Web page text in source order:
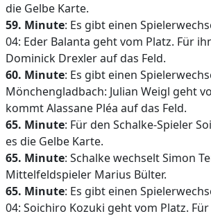
die Gelbe Karte.
59. Minute: Es gibt einen
04: Eder Balanta geht vom Platz. Für
Dominick Drexler auf das Feld.
60. Minute: Es gibt einen
Mönchengladbach: Julian Weigl geht
kommt Alassane Pléa auf das Feld.
65. Minute: Für den Schalke-Spieler
es die Gelbe Karte.
65. Minute: Schalke wechselt Simon
Mittelfeldspieler Marius Bülter.
65. Minute: Es gibt einen
04: Soichiro Kozuki geht vom Platz.